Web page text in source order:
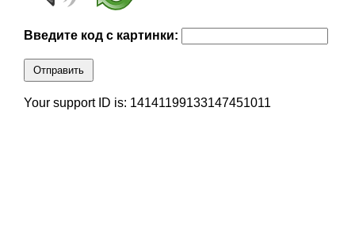
Введите код с картинки:
Отправить
Your support ID is: 14141199133147451011